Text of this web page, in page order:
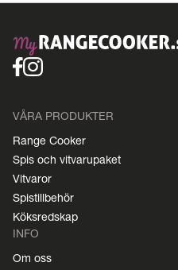
VÅRA PRODUKTER
Range Cooker
Spis och vitvarupaket
Vitvaror
Spistillbehör
Köksredskap
INFO
Om oss